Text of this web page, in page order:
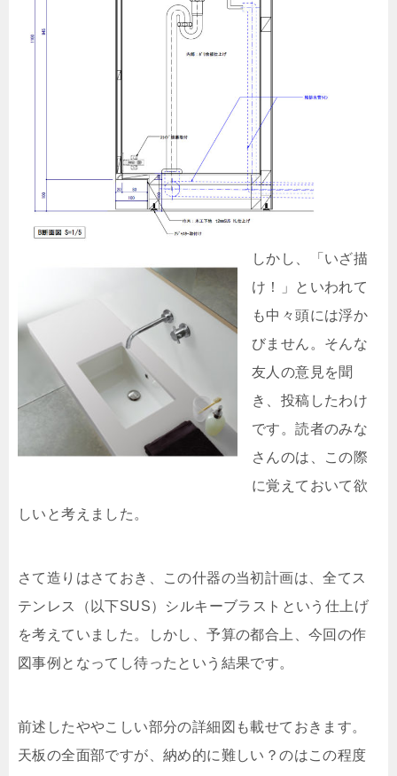
しかし、「いざ描
け！」といわれて
も中々頭には浮か
びません。そんな
友人の意見を聞
き、投稿したわけ
です。読者のみな
さんのは、この際
に覚えておいて欲
しいと考えました。
さて造りはさておき、この什器の当初計画は、全てス
テンレス（以下SUS）シルキーブラストという仕上げ
を考えていました。しかし、予算の都合上、今回の作
図事例となってし待ったという結果です。
前述したややこしい部分の詳細図も載せておきます。
天板の全面部ですが、納め的に難しい？のはこの程度